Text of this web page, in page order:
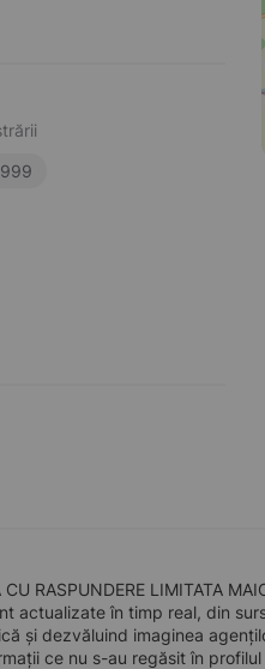
RASPUNDERE LIMITATA
actualizate în timp real, din
și dezvăluind imaginea
ce nu s-au regăsit în